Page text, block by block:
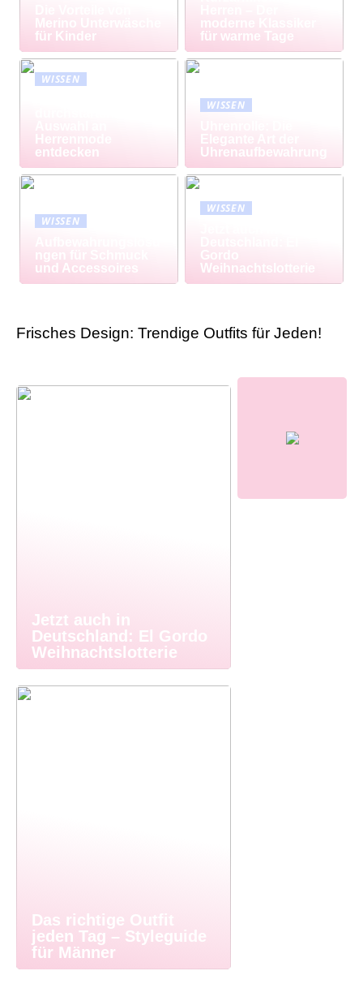
Merino Unterwäsche
für Kinder
moderne Klassiker
für warme Tage
WISSEN
Herrenmode
entdecken
WISSEN
Elegante Art der
Uhrenaufbewahrung
WISSEN
ngen für Schmuck
und Accessoires
WISSEN
Gordo
Weihnachtslotterie
Frisches Design: Trendige Outfits für Jeden!
Jetzt auch in
Deutschland: El Gordo
Weihnachtslotterie
Das richtige Outfit
jeden Tag – Styleguide
für Männer